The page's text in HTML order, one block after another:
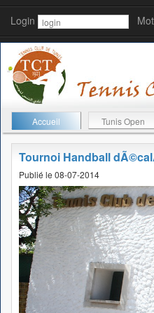
Login
Accueil Tunis Open
Tournoi Handball
Publié le 08-07-2014